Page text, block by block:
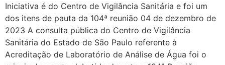
Iniciativa é do Centro de Vigilância Sanitária e foi um
dos itens de pauta da 104ª reunião 04 de dezembro de
2023 A consulta pública do Centro de Vigilância
Sanitária do Estado de São Paulo referente à
Acreditação de Laboratório de Análise de Água foi o